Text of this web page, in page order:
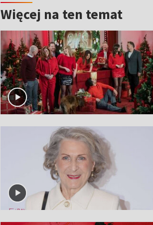
Więcej na ten temat